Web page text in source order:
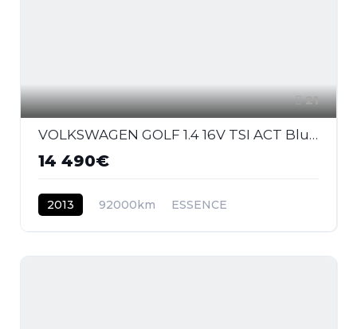
21
VOLKSWAGEN GOLF 1.4 16V TSI ACT BlueMotion - 140 - BV DSG 7 VII BERLINE Carat PHASE 1
14 490€
2013 92000km ESSENCE